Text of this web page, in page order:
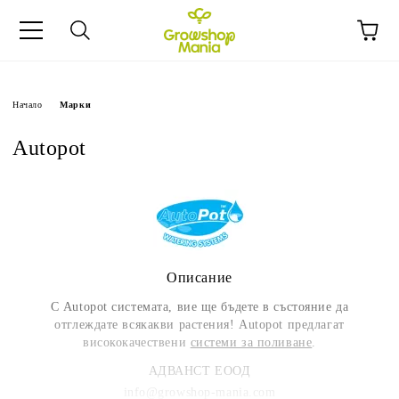
Начало Марки
Autopot
Описание
С Autopot системата, вие ще бъдете в състояние да
отглеждате всякакви растения! Autopot предлагат
висококачествени системи за поливане.
АДВАНСТ ЕООД